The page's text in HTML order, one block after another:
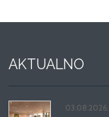
AKTUALNO
03.08.2026.